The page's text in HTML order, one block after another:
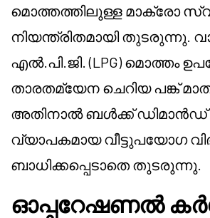
മൊത്തത്തിലുള്ള മാക്രോ
നിയന്ത്രിതമായി തുടരുന്നു.
എൽ.പി.ജി. (LPG) മൊത്തം
താരതമ്യേന ചെറിയ പങ്ക്
അതിനാൽ ബൾക്ക് ഡിമാൻഡ്
വ്യാപകമായ വീട്ടുപയോഗ
ബാധിക്കപ്പെടാതെ തുടരുന്നു.
ഓപ്പറേഷണൽ